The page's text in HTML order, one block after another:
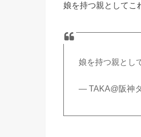
娘を持つ親としてこ
娘を持つ親とし
— TAKA@阪神